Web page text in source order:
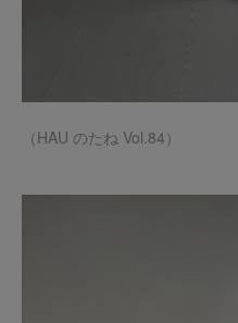
（HAU のたね Vol.84）